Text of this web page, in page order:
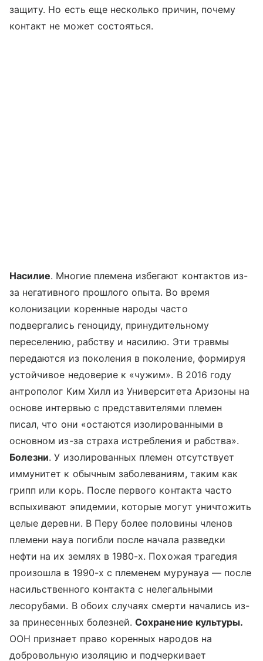
защиту. Но есть еще несколько причин, почему
контакт не может состояться.
Насилие. Многие племена избегают контактов из-
за негативного прошлого опыта. Во время
колонизации коренные народы часто
подвергались геноциду, принудительному
переселению, рабству и насилию. Эти травмы
передаются из поколения в поколение, формируя
устойчивое недоверие к «чужим». В 2016 году
антрополог Ким Хилл из Университета Аризоны на
основе интервью с представителями племен
писал, что они «остаются изолированными в
основном из-за страха истребления и рабства».
Болезни. У изолированных племен отсутствует
иммунитет к обычным заболеваниям, таким как
грипп или корь. После первого контакта часто
вспыхивают эпидемии, которые могут уничтожить
целые деревни. В Перу более половины членов
племени науа погибли после начала разведки
нефти на их землях в 1980-х. Похожая трагедия
произошла в 1990-х с племенем мурунауа — после
насильственного контакта с нелегальными
лесорубами. В обоих случаях смерти начались из-
за принесенных болезней.Сохранение культуры.
ООН признает право коренных народов на
добровольную изоляцию и подчеркивает